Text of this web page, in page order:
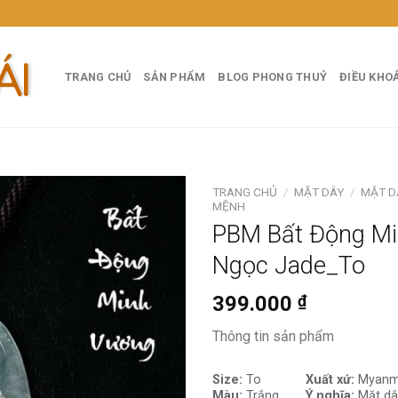
TRANG CHỦ SẢN PHẨM BLOG PHONG THUỶ ĐIỀU
TRANG CHỦ / MẶT DÂY / MẶT
MỆNH
PBM Bất Động
Ngọc Jade_To
399.000 ₫
Thông tin sản phẩm
Size: To
Xuất xứ: